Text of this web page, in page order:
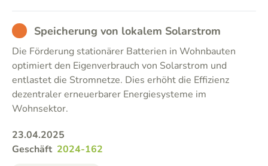
BAD Speicherung von lokalem Solarstrom
Die Förderung stationärer Batterien in Wohnbauten
optimiert den Eigenverbrauch von Solarstrom und
entlastet die Stromnetze. Dies erhöht die Effizienz
dezentraler erneuerbarer Energiesysteme im
Wohnsektor.
23.04.2025
Geschäft 2024-162